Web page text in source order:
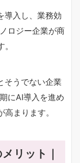
導入し、業務効
ロジー企業が商
そうでない企業
にAI導入を進め
まります。
リット｜